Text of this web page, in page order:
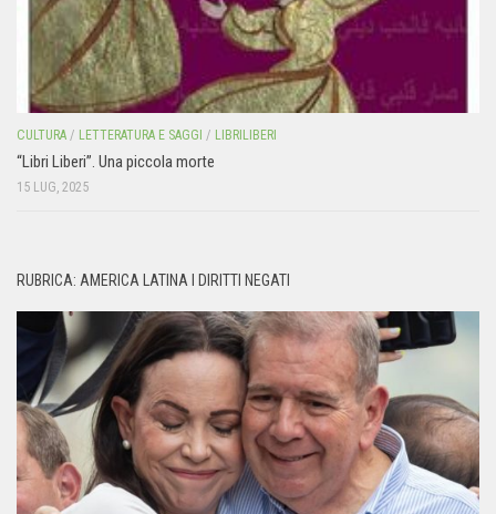
CULTURA / LETTERATURA E SAGGI / LIBRILIBERI
“Libri Liberi”. Una piccola morte
15 LUG, 2025
RUBRICA: AMERICA LATINA I DIRITTI NEGATI